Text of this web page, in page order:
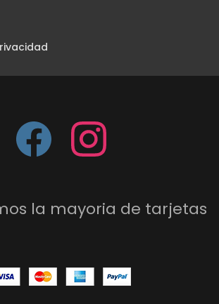
la mayoria de tarjetas